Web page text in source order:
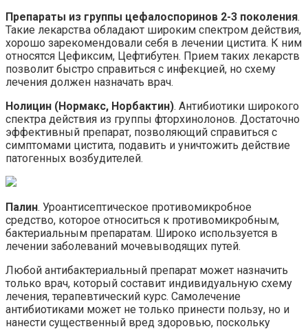
Препараты из группы цефалоспоринов 2-3 поколения.
Такие лекарства обладают широким спектром действия,
хорошо зарекомендовали себя в лечении цистита. К ним
относятся Цефиксим, Цефтибутен. Прием таких лекарств
позволит быстро справиться с инфекцией, но схему
лечения должен назначать врач.
Нолицин (Нормакс, Норбактин). Антибиотики широкого
спектра действия из группы фторхинолонов. Достаточно
эффективный препарат, позволяющий справиться с
симптомами цистита, подавить и уничтожить действие
патогенных возбудителей.
Палин. Уроантисептическое противомикробное
средство, которое относиться к противомикробным,
бактериальным препаратам. Широко используется в
лечении заболеваний мочевыводящих путей.
Любой антибактериальный препарат может назначить
только врач, который составит индивидуальную схему
лечения, терапевтический курс. Самолечение
антибиотиками может не только принести пользу, но и
нанести существенный вред здоровью, поскольку